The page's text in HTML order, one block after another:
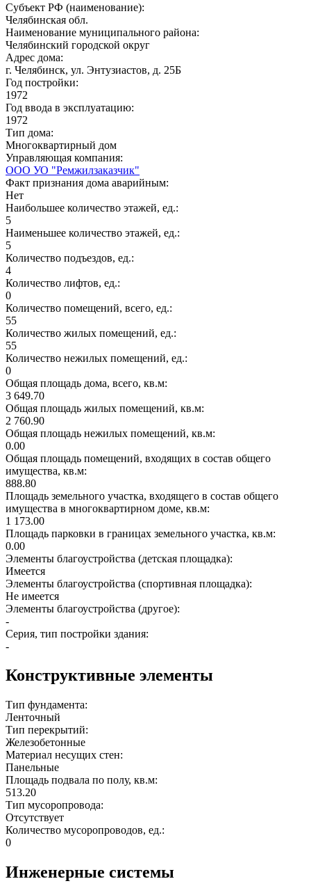
Субъект РФ (наименование):
Челябинская обл.
Наименование муниципального района:
Челябинский городской округ
Адрес дома:
г. Челябинск, ул. Энтузиастов, д. 25Б
Год постройки:
1972
Год ввода в эксплуатацию:
1972
Тип дома:
Многоквартирный дом
Управляющая компания:
ООО УО "Ремжилзаказчик"
Факт признания дома аварийным:
Нет
Наибольшее количество этажей, ед.:
5
Наименьшее количество этажей, ед.:
5
Количество подъездов, ед.:
4
Количество лифтов, ед.:
0
Количество помещений, всего, ед.:
55
Количество жилых помещений, ед.:
55
Количество нежилых помещений, ед.:
0
Общая площадь дома, всего, кв.м:
3 649.70
Общая площадь жилых помещений, кв.м:
2 760.90
Общая площадь нежилых помещений, кв.м:
0.00
Общая площадь помещений, входящих в состав общего
имущества, кв.м:
888.80
Площадь земельного участка, входящего в состав общего
имущества в многоквартирном доме, кв.м:
1 173.00
Площадь парковки в границах земельного участка, кв.м:
0.00
Элементы благоустройства (детская площадка):
Имеется
Элементы благоустройства (спортивная площадка):
Не имеется
Элементы благоустройства (другое):
-
Серия, тип постройки здания:
-
Конструктивные элементы
Тип фундамента:
Ленточный
Тип перекрытий:
Железобетонные
Материал несущих стен:
Панельные
Площадь подвала по полу, кв.м:
513.20
Тип мусоропровода:
Отсутствует
Количество мусоропроводов, ед.:
0
Инженерные системы